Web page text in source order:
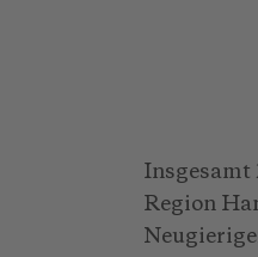
Insgesamt
Region